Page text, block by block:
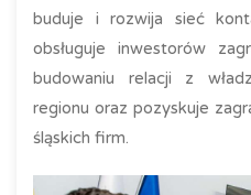
buduje i rozwija sieć
obsługuje inwestorów
budowaniu relacji z
regionu oraz pozyskuje
śląskich firm.